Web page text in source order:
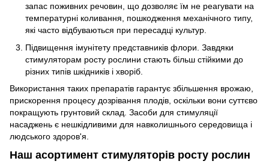
запас поживних речовин, що дозволяє їм не реагувати на
температурні коливання, пошкодження механічного типу,
які часто відбуваються при пересадці культур.
Підвищення імунітету представників флори. Завдяки
стимуляторам росту рослини стають більш стійкими до
різних типів шкідників і хворіб.
Використання таких препаратів гарантує збільшення врожаю,
прискорення процесу дозрівання плодів, оскільки вони суттєво
покращують грунтовий склад. Засоби для стимуляції
насаджень є нешкідливими для навколишнього середовища і
людського здоров'я.
Наш асортимент стимуляторів росту рослин